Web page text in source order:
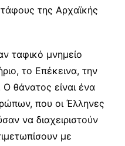
της Αρχαϊκής
ταφικό μνημείο
το Επέκεινα, την
θάνατος είναι ένα
που οι Έλληνες
να διαχειριστούν
με